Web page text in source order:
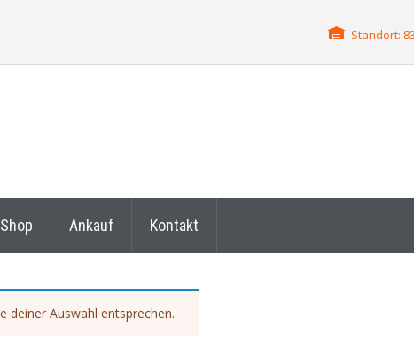
Standort:
Shop Ankauf Kontakt
deiner Auswahl entsprechen.